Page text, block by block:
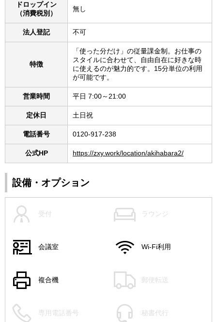
ドロップイン
（消費税別）
無し
法人登記 不可
特徴
「使った分だけ」の従量課金制。お仕事の
スタイルに合わせて、自由自在に好きな時
に使えるのが魅力的です。15分単位の利用
が可能です。
営業時間 平日 7:00～21:00
定休日 土日祝
電話番号 0120-917-238
公式HP https://zxy.work/location/akihabara2/
設備・オプション
受付 ラウンジ
会議室 Wi-Fi利用
複合機 郵便転送
専用電話番号 秘書代行